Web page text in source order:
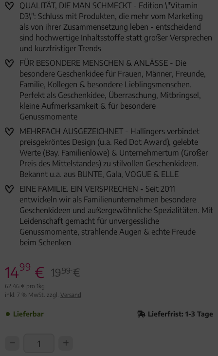
QUALITÄT, DIE MAN SCHMECKT - Edition \"Vitamin
D3\": Schluss mit Produkten, die mehr vom Marketing
als von ihrer Zusammensetzung leben - entscheidend
sind hochwertige Inhaltsstoffe statt großer Versprechen
und kurzfristiger Trends
FÜR BESONDERE MENSCHEN & ANLÄSSE - Die
besondere Geschenkidee für Frauen, Männer, Freunde,
Familie, Kollegen & besondere Lieblingsmenschen.
Perfekt als Geschenkidee, Überraschung, Mitbringsel,
kleine Aufmerksamkeit & für besondere
Genussmomente
MEHRFACH AUSGEZEICHNET - Hallingers verbindet
preisgekröntes Design (u.a. Red Dot Award), gelebte
Werte (Bay. Familienlöwe) & Unternehmertum (Großer
Preis des Mittelstandes) zu stilvollen Geschenkideen.
Bekannt u.a. aus BUNTE, Gala, VOGUE & ELLE
EINE FAMILIE. EIN VERSPRECHEN - Seit 2011
entwickeln wir als Familienunternehmen besondere
Geschenkideen und außergewöhnliche Spezialitäten. Mit
Leidenschaft gemacht für unvergessliche
Genussmomente, strahlende Augen & echte Freude
beim Schenken
1499 € 1999€
62,46 € pro 1kg
inkl. 7 % MwSt. zzgl. Versand
Lieferbar Lieferfrist: 1-3 Tage